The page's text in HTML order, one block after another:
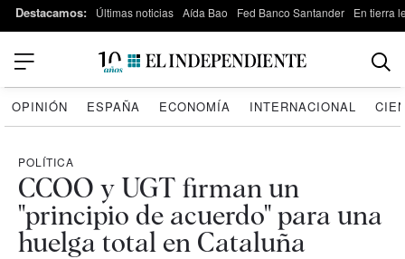
Destacamos: Últimas noticias Aída Bao Fed Banco Santander En tierra
OPINIÓN ESPAÑA ECONOMÍA INTERNACIONAL
POLÍTICA
CCOO y UGT firman un
"principio de acuerdo" para una
huelga total en Cataluña